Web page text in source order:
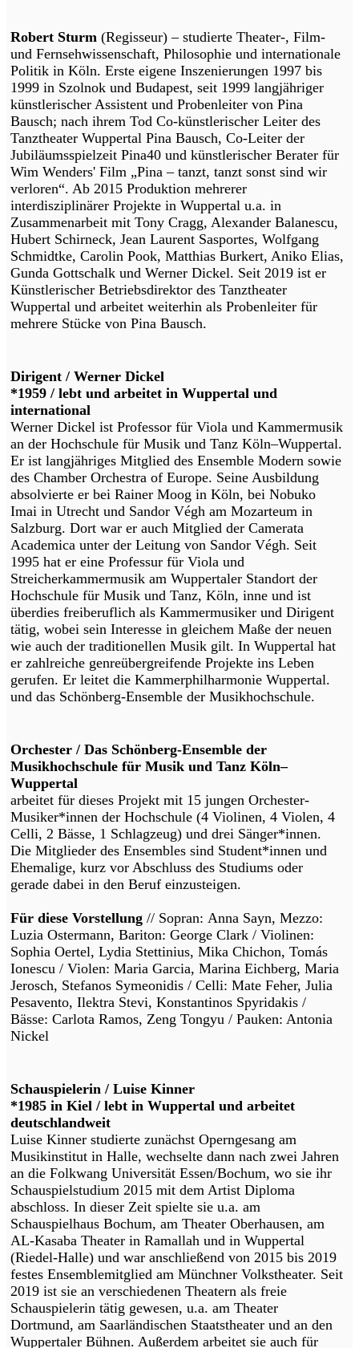
Robert Sturm (Regisseur) – studierte Theater-, Film-
und Fernsehwissenschaft, Philosophie und internationale
Politik in Köln. Erste eigene Inszenierungen 1997 bis
1999 in Szolnok und Budapest, seit 1999 langjähriger
künstlerischer Assistent und Probenleiter von Pina
Bausch; nach ihrem Tod Co-künstlerischer Leiter des
Tanztheater Wuppertal Pina Bausch, Co-Leiter der
Jubiläumsspielzeit Pina40 und künstlerischer Berater für
Wim Wenders' Film „Pina – tanzt, tanzt sonst sind wir
verloren“. Ab 2015 Produktion mehrerer
interdisziplinärer Projekte in Wuppertal u.a. in
Zusammenarbeit mit Tony Cragg, Alexander Balanescu,
Hubert Schirneck, Jean Laurent Sasportes, Wolfgang
Schmidtke, Carolin Pook, Matthias Burkert, Aniko Elias,
Gunda Gottschalk und Werner Dickel. Seit 2019 ist er
Künstlerischer Betriebsdirektor des Tanztheater
Wuppertal und arbeitet weiterhin als Probenleiter für
mehrere Stücke von Pina Bausch.
Dirigent / Werner Dickel
*1959 / lebt und arbeitet in Wuppertal und
international
Werner Dickel ist Professor für Viola und Kammermusik
an der Hochschule für Musik und Tanz Köln–Wuppertal.
Er ist langjähriges Mitglied des Ensemble Modern sowie
des Chamber Orchestra of Europe. Seine Ausbildung
absolvierte er bei Rainer Moog in Köln, bei Nobuko
Imai in Utrecht und Sandor Végh am Mozarteum in
Salzburg. Dort war er auch Mitglied der Camerata
Academica unter der Leitung von Sandor Végh. Seit
1995 hat er eine Professur für Viola und
Streicherkammermusik am Wuppertaler Standort der
Hochschule für Musik und Tanz, Köln, inne und ist
überdies freiberuflich als Kammermusiker und Dirigent
tätig, wobei sein Interesse in gleichem Maße der neuen
wie auch der traditionellen Musik gilt. In Wuppertal hat
er zahlreiche genreübergreifende Projekte ins Leben
gerufen. Er leitet die Kammerphilharmonie Wuppertal.
und das Schönberg-Ensemble der Musikhochschule.
Orchester / Das Schönberg-Ensemble der
Musikhochschule für Musik und Tanz Köln–
Wuppertal
arbeitet für dieses Projekt mit 15 jungen Orchester-
Musiker*innen der Hochschule (4 Violinen, 4 Violen, 4
Celli, 2 Bässe, 1 Schlagzeug) und drei Sänger*innen.
Die Mitglieder des Ensembles sind Student*innen und
Ehemalige, kurz vor Abschluss des Studiums oder
gerade dabei in den Beruf einzusteigen.
Für diese Vorstellung // Sopran: Anna Sayn, Mezzo:
Luzia Ostermann, Bariton: George Clark / Violinen:
Sophia Oertel, Lydia Stettinius, Mika Chichon, Tomás
Ionescu / Violen: Maria Garcia, Marina Eichberg, Maria
Jerosch, Stefanos Symeonidis / Celli: Mate Feher, Julia
Pesavento, Ilektra Stevi, Konstantinos Spyridakis /
Bässe: Carlota Ramos, Zeng Tongyu / Pauken: Antonia
Nickel
Schauspielerin / Luise Kinner
*1985 in Kiel / lebt in Wuppertal und arbeitet
deutschlandweit
Luise Kinner studierte zunächst Operngesang am
Musikinstitut in Halle, wechselte dann nach zwei Jahren
an die Folkwang Universität Essen/Bochum, wo sie ihr
Schauspielstudium 2015 mit dem Artist Diploma
abschloss. In dieser Zeit spielte sie u.a. am
Schauspielhaus Bochum, am Theater Oberhausen, am
AL-Kasaba Theater in Ramallah und in Wuppertal
(Riedel-Halle) und war anschließend von 2015 bis 2019
festes Ensemblemitglied am Münchner Volkstheater. Seit
2019 ist sie an verschiedenen Theatern als freie
Schauspielerin tätig gewesen, u.a. am Theater
Dortmund, am Saarländischen Staatstheater und an den
Wuppertaler Bühnen. Außerdem arbeitet sie auch für